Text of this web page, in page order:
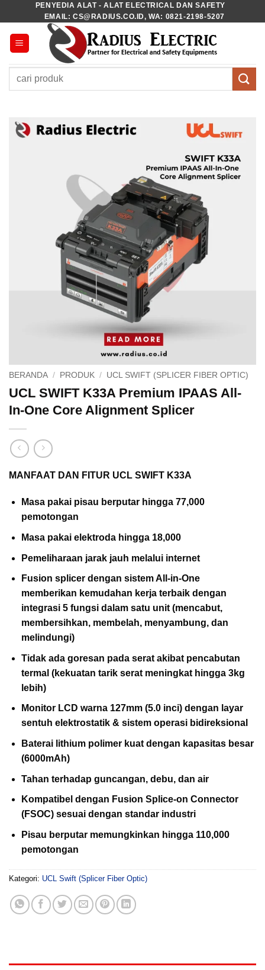
to
content
PENYEDIA ALAT - ALAT ELECTRICAL DAN SAFETY
EMAIL: CS@RADIUS.CO.ID, WA: 0821-2198-5207
Pencarian
BERANDA / PRODUK / UCL SWIFT (SPLICER FIBER OPTIC)
UCL SWIFT K33A Premium IPAAS All-
In-One Core Alignment Splicer
MANFAAT DAN FITUR UCL SWIFT K33A
Masa pakai pisau berputar hingga 77,000
pemotongan
Masa pakai elektroda hingga 18,000
Pemeliharaan jarak jauh melalui internet
Fusion splicer dengan sistem All-in-One
memberikan kemudahan kerja terbaik dengan
integrasi 5 fungsi dalam satu unit (mencabut,
membersihkan, membelah, menyambung, dan
melindungi)
Tidak ada goresan pada serat akibat pencabutan
termal (kekuatan tarik serat meningkat hingga 3kg
lebih)
Monitor LCD warna 127mm (5.0 inci) dengan layar
sentuh elektrostatik & sistem operasi bidireksional
Baterai lithium polimer kuat dengan kapasitas besar
(6000mAh)
Tahan terhadap guncangan, debu, dan air
Kompatibel dengan Fusion Splice-on Connector
(FSOC) sesuai dengan standar industri
Pisau berputar memungkinkan hingga 110,000
pemotongan
Kategori: UCL Swift (Splicer Fiber Optic)